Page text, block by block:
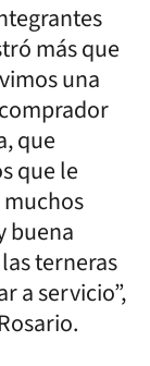
más que
una
que
que le
buena
terneras
a servicio”,